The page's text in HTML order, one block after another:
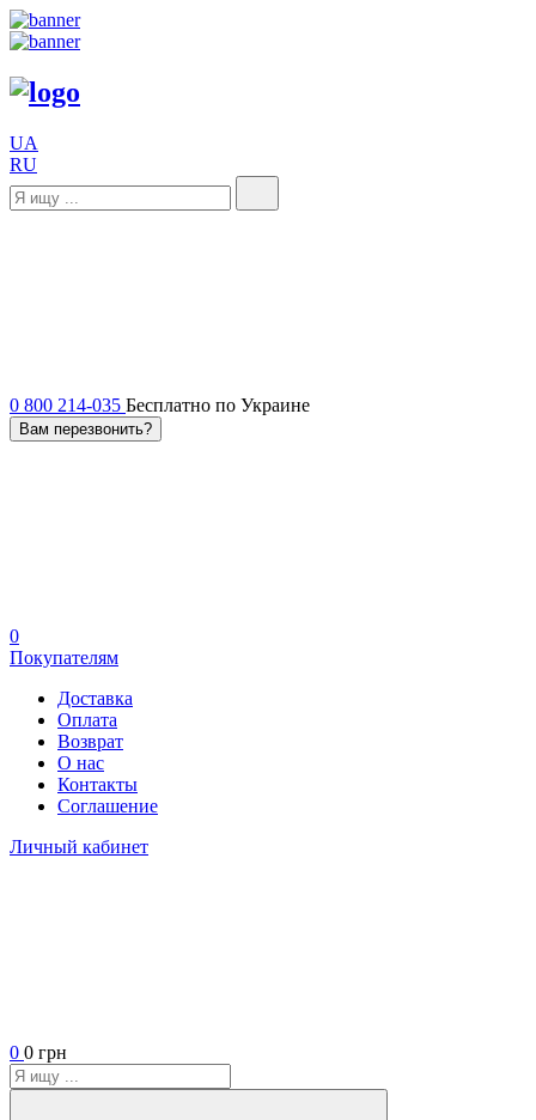
UA
RU
0 800 214-035 Бесплатно по Украине
Вам перезвонить?
0
Покупателям
Доставка
Оплата
Возврат
О нас
Контакты
Соглашение
Личный кабинет
0 0 грн